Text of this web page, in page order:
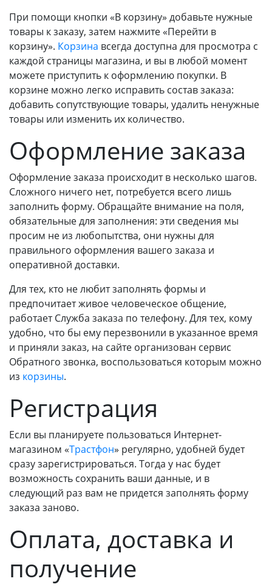
При помощи кнопки «В корзину» добавьте нужные
товары к заказу, затем нажмите «Перейти в
корзину». Корзина всегда доступна для просмотра с
каждой страницы магазина, и вы в любой момент
можете приступить к оформлению покупки. В
корзине можно легко исправить состав заказа:
добавить сопутствующие товары, удалить ненужные
товары или изменить их количество.
Оформление заказа
Оформление заказа происходит в несколько шагов.
Сложного ничего нет, потребуется всего лишь
заполнить форму. Обращайте внимание на поля,
обязательные для заполнения: эти сведения мы
просим не из любопытства, они нужны для
правильного оформления вашего заказа и
оперативной доставки.
Для тех, кто не любит заполнять формы и
предпочитает живое человеческое общение,
работает Служба заказа по телефону. Для тех, кому
удобно, что бы ему перезвонили в указанное время
и приняли заказ, на сайте организован сервис
Обратного звонка, воспользоваться которым можно
из корзины.
Регистрация
Если вы планируете пользоваться Интернет-
магазином «Трастфон» регулярно, удобней будет
сразу зарегистрироваться. Тогда у нас будет
возможность сохранить ваши данные, и в
следующий раз вам не придется заполнять форму
заказа заново.
Оплата, доставка и
получение